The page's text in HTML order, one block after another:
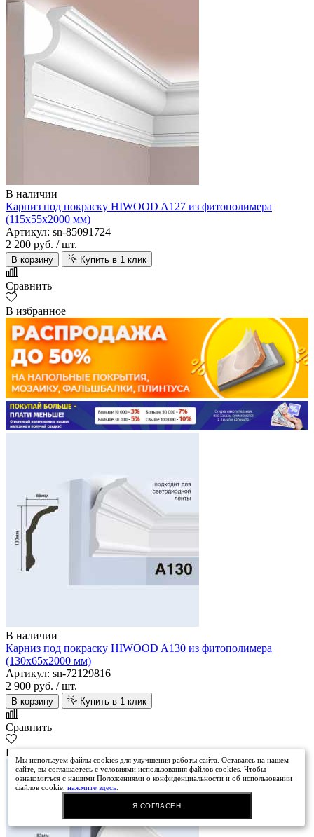
В наличии
Карниз под покраску HIWOOD A127 из фитополимера
(115х55х2000 мм)
Артикул: sn-85091724
2 200 руб. / шт.
В корзину Купить в 1 клик
Сравнить
В избранное
В наличии
Карниз под покраску HIWOOD A130 из фитополимера
(130х65х2000 мм)
Артикул: sn-72129816
2 900 руб. / шт.
В корзину Купить в 1 клик
Сравнить
В избранное
Мы используем файлы cookies для улучшения работы сайта. Оставаясь на нашем
сайте, вы соглашаетесь с условиями использования файлов cookies. Чтобы
ознакомиться с нашими Положениями о конфиденциальности и об использовании
файлов cookie,нажмите здесь
Я СОГЛАСЕН